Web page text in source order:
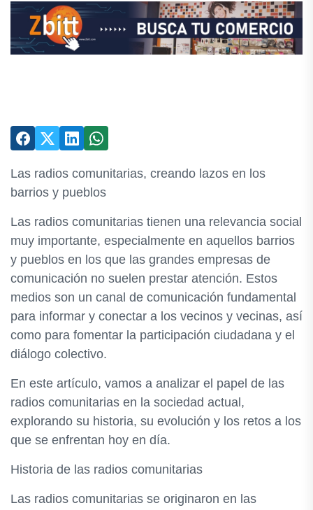
Las radios comunitarias, creando lazos en los
barrios y pueblos
Las radios comunitarias tienen una relevancia social
muy importante, especialmente en aquellos barrios
y pueblos en los que las grandes empresas de
comunicación no suelen prestar atención. Estos
medios son un canal de comunicación fundamental
para informar y conectar a los vecinos y vecinas, así
como para fomentar la participación ciudadana y el
diálogo colectivo.
En este artículo, vamos a analizar el papel de las
radios comunitarias en la sociedad actual,
explorando su historia, su evolución y los retos a los
que se enfrentan hoy en día.
Historia de las radios comunitarias
Las radios comunitarias se originaron en las